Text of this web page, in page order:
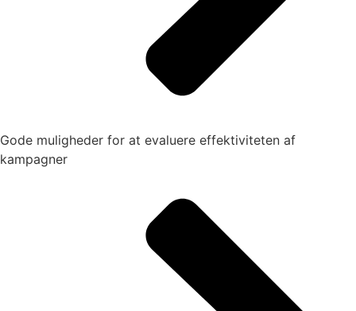
Gode muligheder for at evaluere effektiviteten af
kampagner